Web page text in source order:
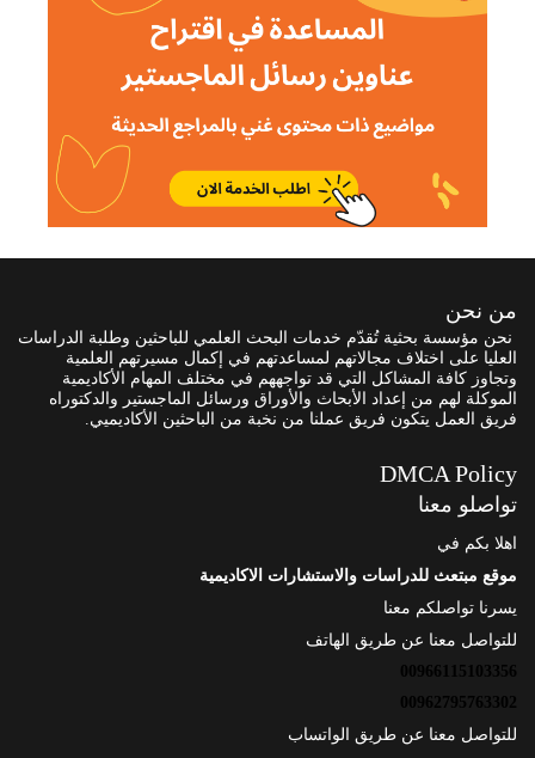
من نحن
نحن مؤسسة بحثية تُقدّم خدمات البحث العلمي للباحثين وطلبة الدراسات
العليا على اختلاف مجالاتهم لمساعدتهم في إكمال مسيرتهم العلمية
وتجاوز كافة المشاكل التي قد تواجههم في مختلف المهام الأكاديمية
الموكلة لهم من إعداد الأبحاث والأوراق ورسائل الماجستير والدكتوراه
فريق العمل يتكون فريق عملنا من نخبة من الباحثين الأكاديميي.
DMCA Policy
تواصلو معنا
اهلا بكم في
موقع مبتعث للدراسات والاستشارات الاكاديمية
يسرنا تواصلكم معنا
للتواصل معنا عن طريق الهاتف
00966115103356
00962795763302
للتواصل معنا عن طريق الواتساب